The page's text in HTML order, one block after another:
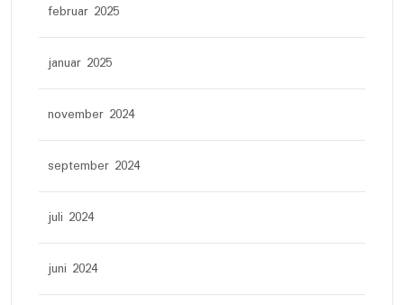
februar 2025
januar 2025
november 2024
september 2024
juli 2024
juni 2024